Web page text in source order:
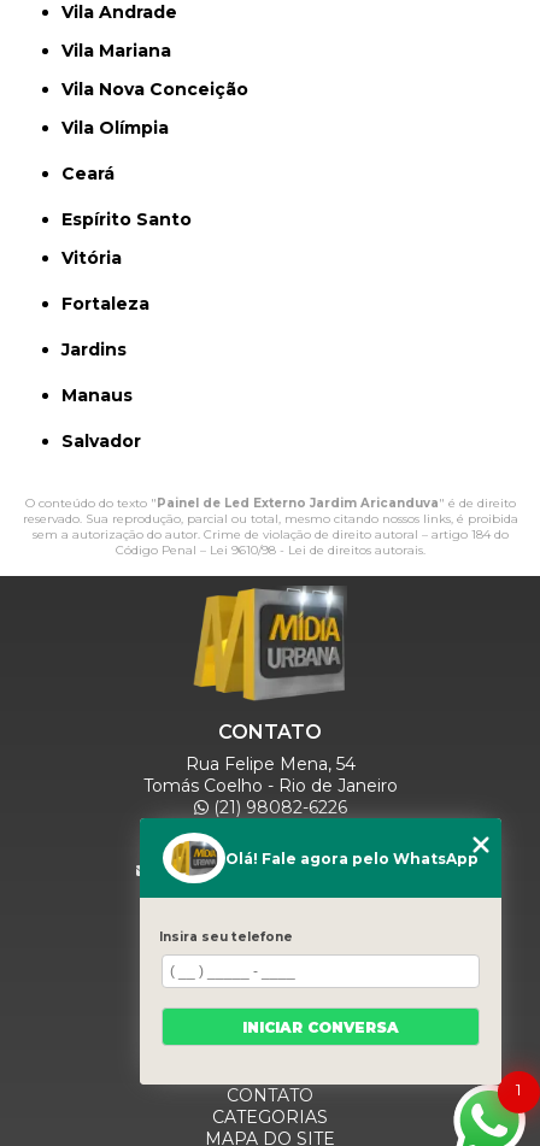
Vila Andrade
Vila Mariana
Vila Nova Conceição
Vila Olímpia
Ceará
Espírito Santo
Vitória
Fortaleza
Jardins
Manaus
Salvador
O conteúdo do texto " Painel de Led Externo Jardim Aricanduva" é de direito
reservado. Sua reprodução, parcial ou total, mesmo citando nossos links, é proibida
sem a autorização do autor. Crime de violação de direito autoral – artigo 184 do
Código Penal – Lei 9610/98 - Lei de direitos autorais.
CONTATO
Rua Felipe Mena, 54
Tomás Coelho - Rio de Janeiro
(21) 98082-6226
(21) 97280-9600
(11) 93071-5918
comercialmidiaurbana@gmail.com
HOME
QUEM SOMOS
CONTATO
CATEGORIAS
MAPA DO SITE
1
Olá! Fale agora pelo WhatsApp
Insira seu telefone
INICIAR CONVERSA